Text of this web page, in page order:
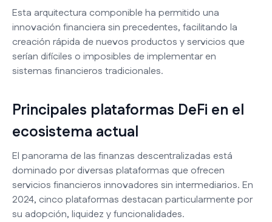
Esta arquitectura componible ha permitido una
innovación financiera sin precedentes, facilitando la
creación rápida de nuevos productos y servicios que
serían difíciles o imposibles de implementar en
sistemas financieros tradicionales.
Principales plataformas DeFi en el
ecosistema actual
El panorama de las finanzas descentralizadas está
dominado por diversas plataformas que ofrecen
servicios financieros innovadores sin intermediarios. En
2024, cinco plataformas destacan particularmente por
su adopción, liquidez y funcionalidades.